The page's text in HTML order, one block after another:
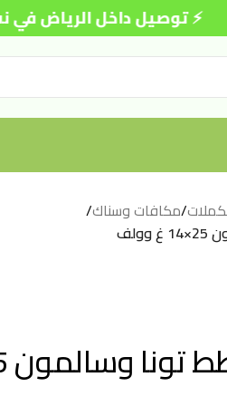
داخل الرياض في نفس
/مكافات وسناك/